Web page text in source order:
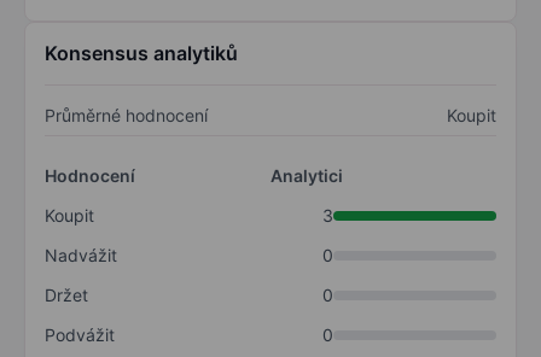
Konsensus analytiků
Průměrné hodnocení Koupit
Hodnocení
Analytici
Koupit
3
Nadvážit
0
Držet
0
Podvážit
0